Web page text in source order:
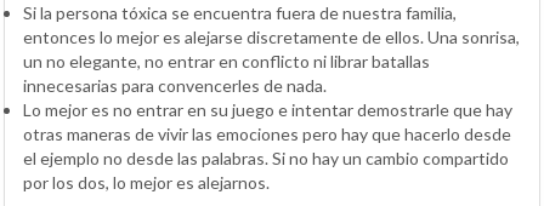
Si la persona tóxica se encuentra fuera de nuestra familia,
entonces lo mejor es alejarse discretamente de ellos. Una sonrisa,
un no elegante, no entrar en conflicto ni librar batallas
innecesarias para convencerles de nada.
Lo mejor es no entrar en su juego e intentar demostrarle que hay
otras maneras de vivir las emociones pero hay que hacerlo desde
el ejemplo no desde las palabras. Si no hay un cambio compartido
por los dos, lo mejor es alejarnos.